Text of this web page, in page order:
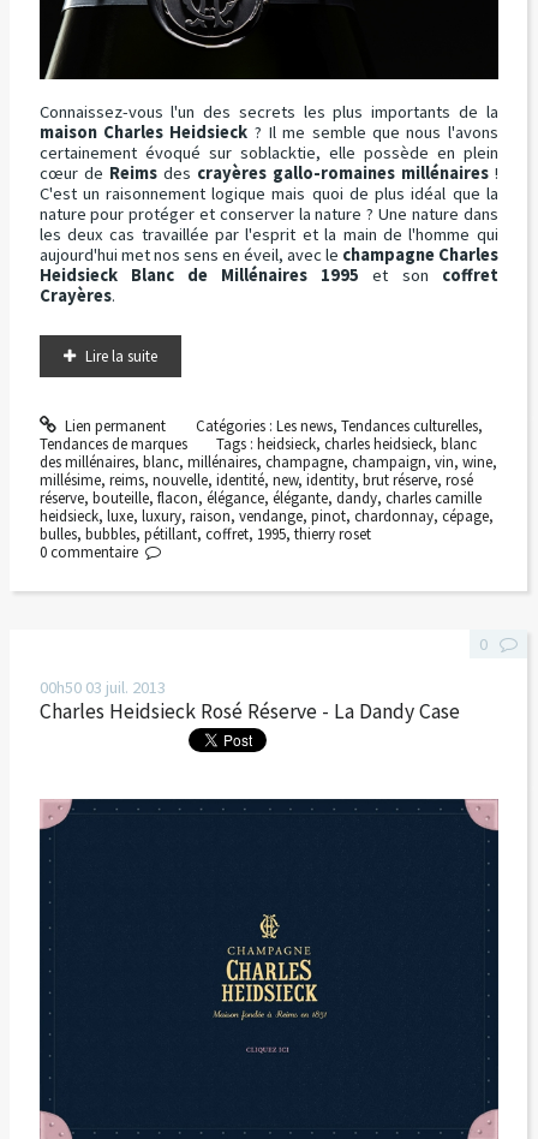
Connaissez-vous l'un des secrets les plus importants de la
maison Charles Heidsieck ? Il me semble que nous l'avons
certainement évoqué sur soblacktie, elle possède en plein
cœur de Reimsdes crayères gallo-romaines millénaires!
C'est un raisonnement logique mais quoi de plus idéal que la
nature pour protéger et conserver la nature ? Une nature dans
les deux cas travaillée par l'esprit et la main de l'homme qui
aujourd'hui met nos sens en éveil, avec le champagne Charles
Heidsieck Blanc de Millénaires 1995 et son coffret
Crayères.
Lire la suite
Lien permanent Catégories : Les news, Tendances culturelles,
Tendances de marques
Tags :heidsieck,charles heidsieck,blanc
des millénaires, blanc, millénaires, champagne, champaign, vin, wine,
millésime, reims, nouvelle, identité, new, identity, brut réserve, rosé
réserve, bouteille, flacon, élégance, élégante, dandy, charles camille
heidsieck, luxe, luxury, raison, vendange, pinot, chardonnay, cépage,
bulles, bubbles, pétillant, coffret, 1995, thierry roset
0 commentaire
00h50 03 juil. 2013
Charles Heidsieck Rosé Réserve - La Dandy Case
0